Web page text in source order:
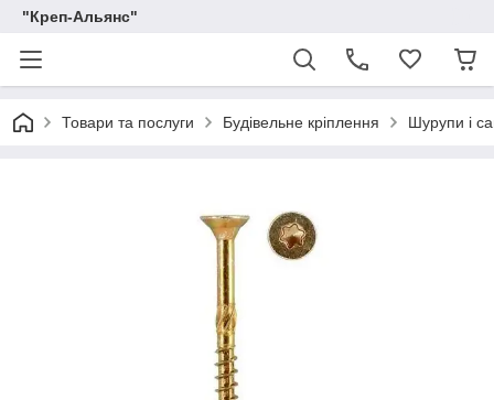
"Креп-Альянс"
Товари та послуги Будівельне кріплення Шурупи і